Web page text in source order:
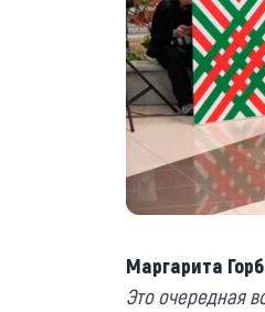
Маргарита
Это очередная